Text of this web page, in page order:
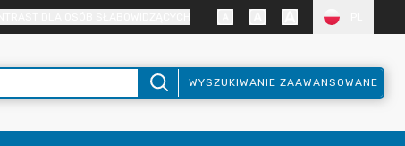
WYSZUKIWANIE ZAAWANSOWANE